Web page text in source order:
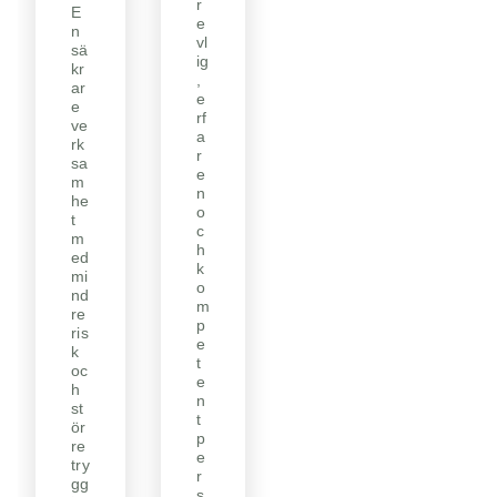
E
n
sä
kr
ar
e
ve
rk
sa
m
he
t
m
ed
mi
nd
re
ris
k
oc
h
st
ör
re
try
gg
r
e
vl
ig
e
rf
a
r
e
n
o
c
h
k
o
m
p
e
t
e
n
t
p
e
r